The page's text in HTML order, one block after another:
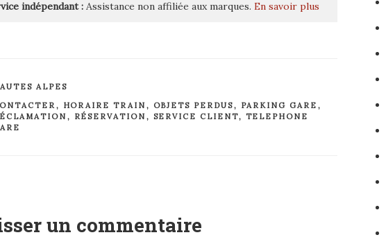
indépendant : Assistance non affiliée aux marques. En savoir plus
ALPES
, HORAIRE TRAIN , OBJETS PERDUS, PARKING GARE ,
, RÉSERVATION , SERVICE CLIENT, TELEPHONE
un commentaire